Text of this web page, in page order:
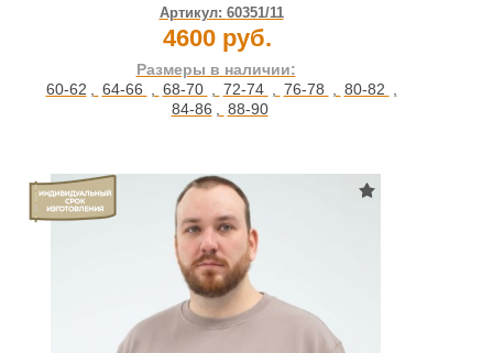
Артикул: 60351/11
4600 руб.
Размеры в наличии:
60-62 , 64-66 , 68-70 , 72-74 , 76-78 , 80-82 ,
84-86 , 88-90